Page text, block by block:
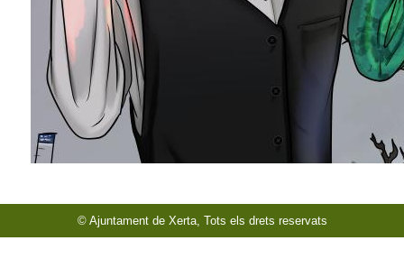
© Ajuntament de Xerta, Tots els drets reservats